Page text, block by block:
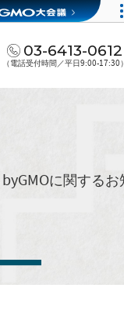
03-6413-0612
（電話受付時間／平日9:00-17:30）
に関するお